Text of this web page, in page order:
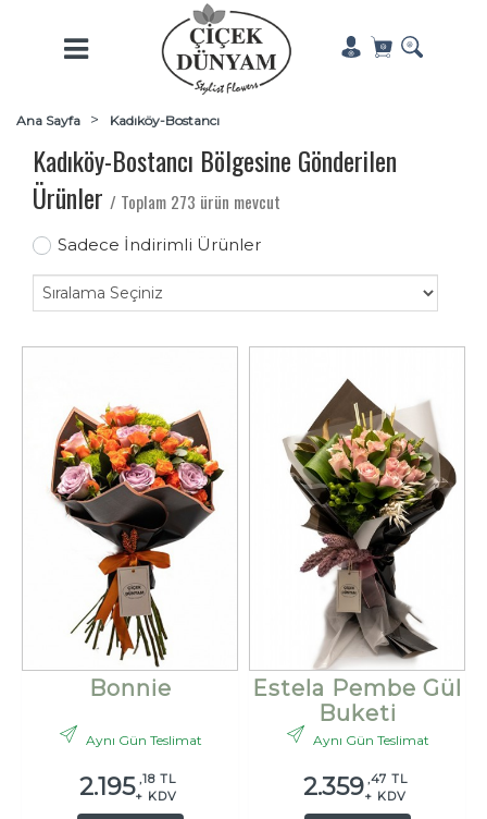
Ana Sayfa Kadıköy-Bostancı
Kadıköy-Bostancı Bölgesine Gönderilen
Ürünler / Toplam 273 ürün mevcut
Sadece İndirimli Ürünler
Bonnie
Aynı Gün Teslimat
2.195 ,18 TL
+ KDV
Estela Pembe Gül
Buketi
Aynı Gün Teslimat
2.359 ,47 TL
+ KDV